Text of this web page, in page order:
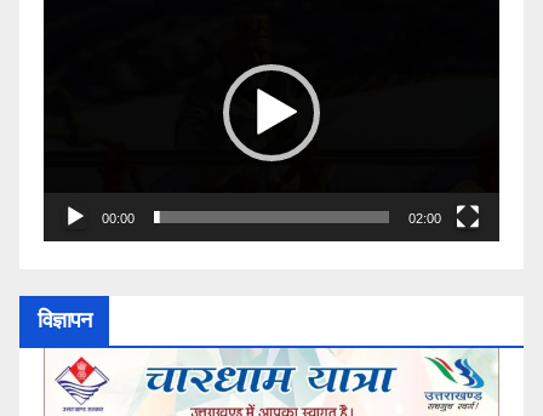
00:00 02:00
विज्ञापन